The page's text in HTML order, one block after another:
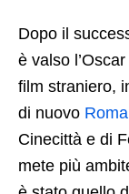
Dopo il
è valso
film straniero,
di nuovo Roma
Cinecittà e di
mete più